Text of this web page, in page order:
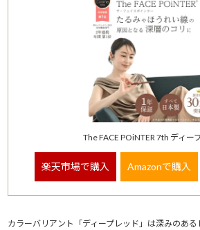
The FACE POiNTER 7th ディー
楽天市場で購入 Amazonで購入
カラーバリアント「ディープレッド」は深みのあ